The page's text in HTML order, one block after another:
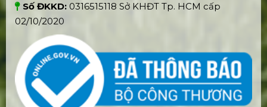
Số ĐKKD: 0316515118 Sở KHĐT Tp. HCM cấp
02/10/2020